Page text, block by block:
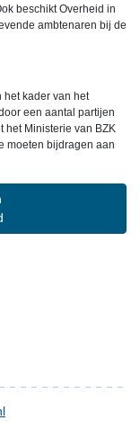
beschikt Overheid in
ambtenaren bij de
het kader van het
een aantal partijen
het Ministerie van BZK
moeten bijdragen aan